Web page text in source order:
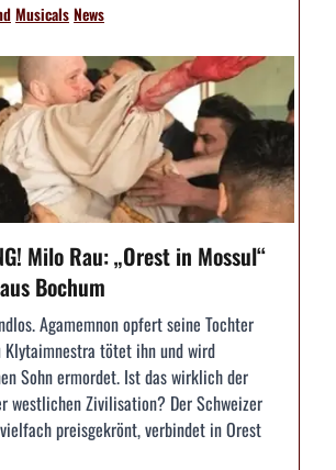
MusicalsNews
Milo Rau: „Orest in Mossul“
Bochum
Agamemnon opfert seine Tochter
Klytaimnestra tötet ihn und wird
Sohn ermordet. Ist das wirklich der
westlichen Zivilisation? Der Schweizer
preisgekrönt, verbindet in Orest